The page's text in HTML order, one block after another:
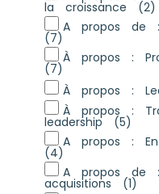
la croissance (2)
A propos de :
(7)
À propos :
(7)
À propos :
À propos :
leadership (5)
A propos :
(4)
A propos de
acquisitions (1)